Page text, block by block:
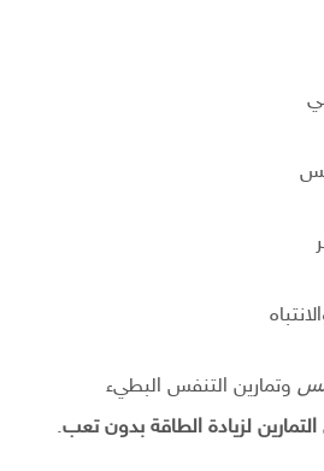
وتمارين التنفس البطيء
التمارين لزيادة الطاقة بدون تعب.